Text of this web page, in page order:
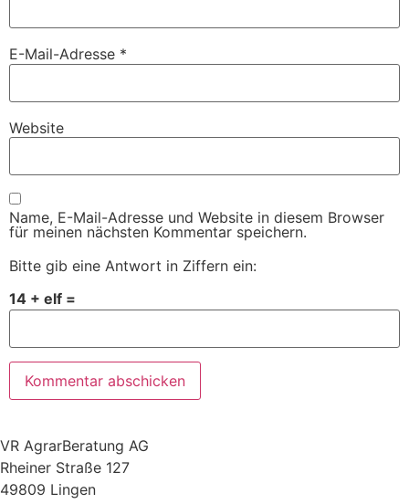
E-Mail-Adresse *
Website
Name, E-Mail-Adresse und Website in diesem Browser
für meinen nächsten Kommentar speichern.
Bitte gib eine Antwort in Ziffern ein:
14 + elf =
VR AgrarBeratung AG
Rheiner Straße 127
49809 Lingen